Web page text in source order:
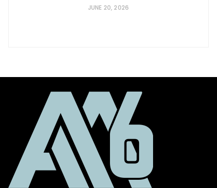
JUNE 20, 2026